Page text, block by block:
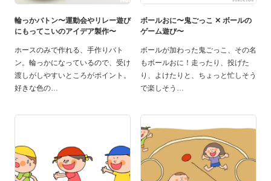
輪っかバトン〜運動会やリレー遊び
にもってこいのアイデア製作〜
ホースのみで作れる、手作りバト
ン。輪っかになっているので、受け
渡しがしやすいところがポイント。
好きな色の
ボールおに〜鬼ごっこ ✕ ボールの
ゲーム遊び〜
ボールが加わった鬼ごっこ、その名
もボールおに！走ったり、投げた
り、よけたりと、ちょっと忙しそう
で楽しそう